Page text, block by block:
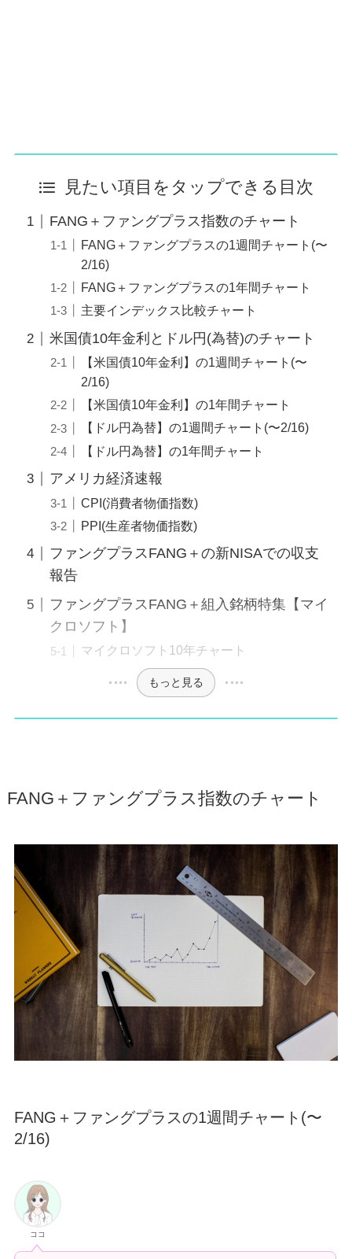
見たい項目をタップできる目次
FANG＋ファングプラス指数のチャート
FANG＋ファングプラスの1週間チャート(〜
2/16)
FANG＋ファングプラスの1年間チャート
主要インデックス比較チャート
米国債10年金利とドル円(為替)のチャート
【米国債10年金利】の1週間チャート(〜
2/16)
【米国債10年金利】の1年間チャート
【ドル円為替】の1週間チャート(〜2/16)
【ドル円為替】の1年間チャート
アメリカ経済速報
CPI(消費者物価指数)
PPI(生産者物価指数)
ファングプラスFANG＋の新NISAでの収支
報告
ファングプラスFANG＋組入銘柄特集【マイ
クロソフト】
マイクロソフト10年チャート
もっと見る
FANG＋ファングプラス指数のチャート
FANG＋ファングプラスの1週間チャート(〜
2/16)
ココ